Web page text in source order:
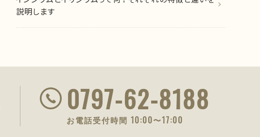
説明します
0797-62-8188
お電話受付時間 10:00〜17:00